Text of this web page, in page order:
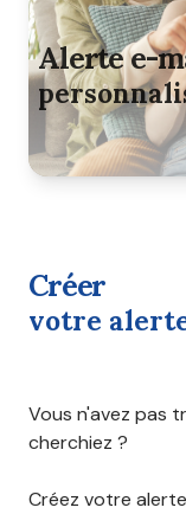
agence
contact
alerte e-
créer
votre
Vous n'avez pas
cherchiez ?
Créez votre